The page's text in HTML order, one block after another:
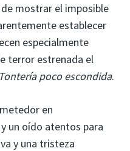
mostrar el imposible
establecer
especialmente
terror estrenada el
Tontería poco escondida.
en
un oído atentos para
y una tristeza